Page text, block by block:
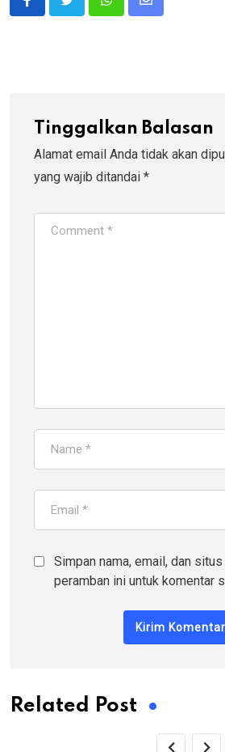
WhatsappShare
Tinggalkan Balasan
Alamat email Anda tidak akan
yang wajib ditandai *
Simpan nama, email, dan
peramban ini untuk komentar
Related Post